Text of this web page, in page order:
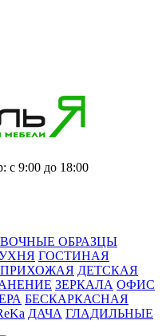
с 9:00 до 18:00
ОБРАЗЦЫ
ГОСТИНАЯ
ПРИХОЖАЯ ДЕТСКАЯ
ЗЕРКАЛА ОФИС
БЕСКАРКАСНАЯ
ДАЧА ГЛАДИЛЬНЫЕ